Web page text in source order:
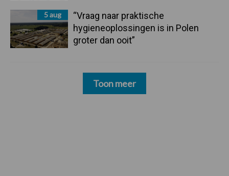
5 aug
“Vraag naar praktische
hygieneoplossingen is in Polen
groter dan ooit”
Toon meer